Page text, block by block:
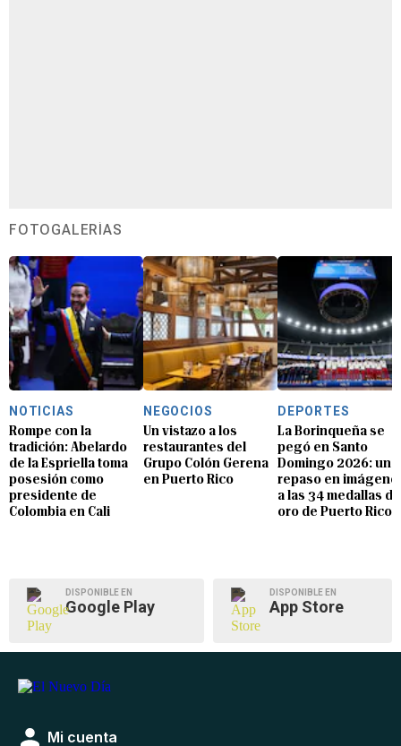
FOTOGALERÍAS
NOTICIAS
Rompe con la
tradición: Abelardo
de la Espriella toma
posesión como
presidente de
Colombia en Cali
NEGOCIOS
Un vistazo a los
restaurantes del
Grupo Colón Gerena
en Puerto Rico
DEPORTES
La Borinqueña se
pegó en Santo
Domingo 2026: un
repaso en
a las 34 medallas de
oro de Puerto Rico
DISPONIBLE EN
Google Play
DISPONIBLE EN
App Store
Mi cuenta